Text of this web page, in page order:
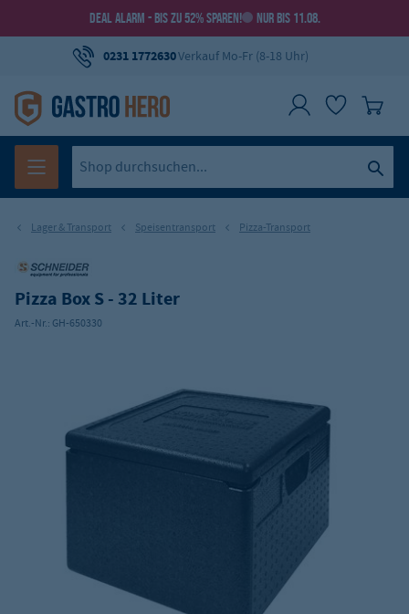
DEAL ALARM - BIS ZU 52% SPAREN! NUR BIS 11.08.
0231 1772630Verkauf Mo-Fr (8-18 Uhr)
Lager & Transport Speisentransport Pizza-Transport
Pizza Box S - 32 Liter
Art.-Nr.: GH-650330